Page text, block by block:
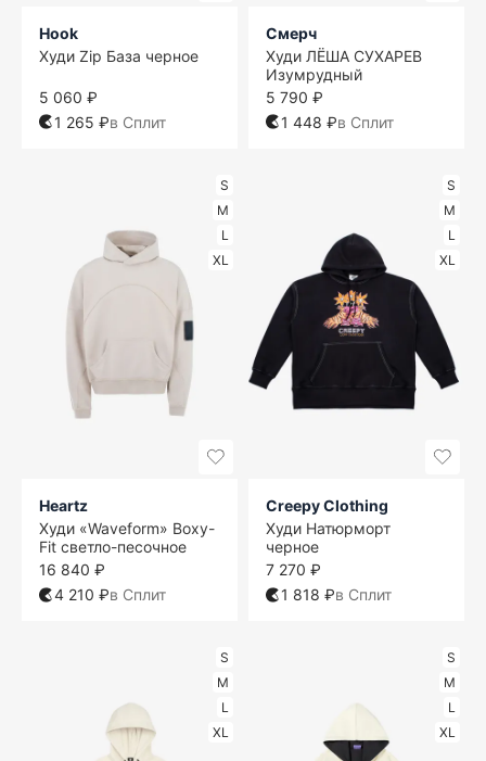
Hook
Худи Zip База черное
5 060 ₽
1 265 ₽в Сплит
Смерч
Худи ЛЁША СУХАРЕВ
Изумрудный
5 790 ₽
1 448 ₽в Сплит
S
M
L
XL
Heartz
Худи «Waveform» Boxy-
Fit светло-песочное
16 840 ₽
4 210 ₽в Сплит
S
M
L
XL
Creepy Clothing
Худи Натюрморт
черное
7 270 ₽
1 818 ₽в Сплит
S
M
L
XL
S
M
L
XL